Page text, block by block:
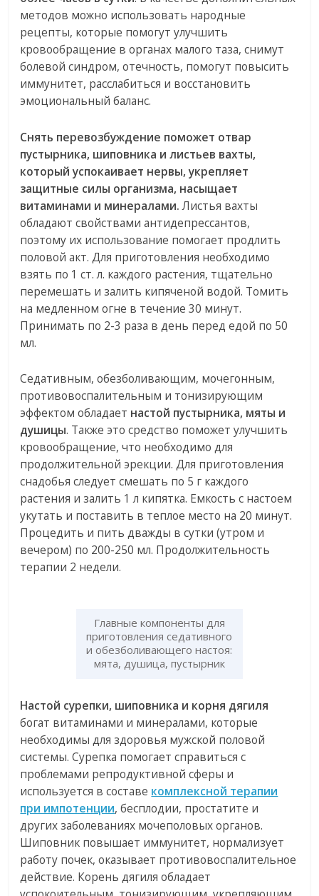
методов можно использовать народные
рецепты, которые помогут улучшить
кровообращение в органах малого таза, снимут
болевой синдром, отечность, помогут повысить
иммунитет, расслабиться и восстановить
эмоциональный баланс.
Снять перевозбуждение поможет отвар
пустырника, шиповника и листьев вахты,
который успокаивает нервы, укрепляет
защитные силы организма, насыщает
витаминами и минералами.Листья вахты
обладают свойствами антидепрессантов,
поэтому их использование помогает продлить
половой акт. Для приготовления необходимо
взять по 1 ст. л. каждого растения, тщательно
перемешать и залить кипяченой водой. Томить
на медленном огне в течение 30 минут.
Принимать по 2-3 раза в день перед едой по 50
мл.
Седативным, обезболивающим, мочегонным,
противовоспалительным и тонизирующим
эффектом обладает настой пустырника, мяты и
душицы. Также это средство поможет улучшить
кровообращение, что необходимо для
продолжительной эрекции. Для приготовления
снадобья следует смешать по 5 г каждого
растения и залить 1 л кипятка. Емкость с настоем
укутать и поставить в теплое место на 20 минут.
Процедить и пить дважды в сутки (утром и
вечером) по 200-250 мл. Продолжительность
терапии 2 недели.
Главные компоненты для
приготовления седативного
и обезболивающего настоя:
мята, душица, пустырник
Настой сурепки, шиповника и корня дягиля
богат витаминами и минералами, которые
необходимы для здоровья мужской половой
системы. Сурепка помогает справиться с
проблемами репродуктивной сферы и
используется в составе комплексной терапии
при импотенции, бесплодии, простатите и
других заболеваниях мочеполовых органов.
Шиповник повышает иммунитет, нормализует
работу почек, оказывает противовоспалительное
действие. Корень дягиля обладает